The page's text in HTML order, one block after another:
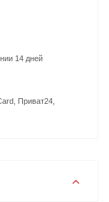
14 дней
Приват24,